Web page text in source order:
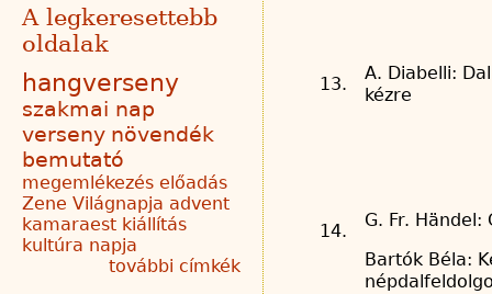
13.
A. Diabelli:
kézre
14.
G. Fr. Händel:
Bartók Béla:
A legkeresettebb
oldalak
hangverseny
szakmai nap
verseny növendék
bemutató
megemlékezés előadás
Zene Világnapja advent
kamaraest kiállítás
kultúra napja
további címkék